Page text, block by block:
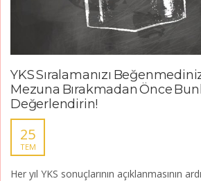
YKS Sıralamanızı
Mezuna Bırakmadan Önce
Değerlendirin!
25
TEM
Her yıl YKS sonuçlarının açıklanmasının